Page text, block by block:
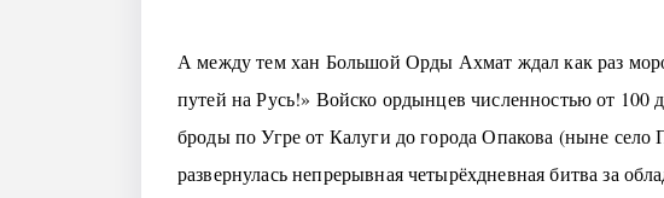
А между тем хан Большой Орды Ахмат ждал как раз
путей на Русь!» Войско ордынцев численностью от 100
броды по Угре от Калуги до города Опакова (ныне
развернулась непрерывная четырёхдневная битва за